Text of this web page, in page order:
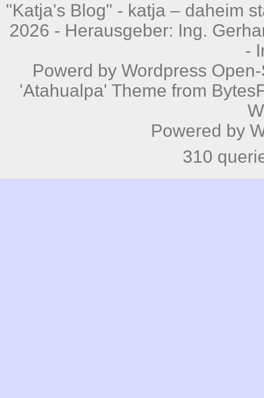
"Katja's Blog" - katja – daheim
2026 - Herausgeber: Ing.
-
Powerd by Wordpress
'Atahualpa' Theme from
Powered by
310